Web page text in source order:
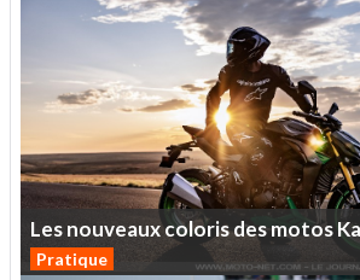
Lesnouveauxcolorisdesmotos
Pratique